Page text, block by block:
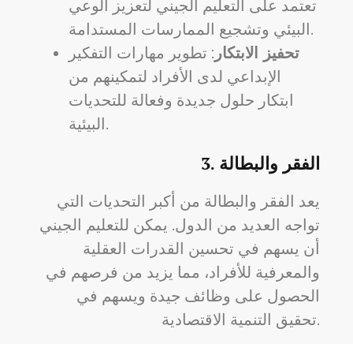
تعتمد على التعليم الجيني لتعزيز الوعي
البيئي وتشجيع الممارسات المستدامة.
تحفيز الابتكار : تطوير مهارات التفكير
الإبداعي لدى الأفراد لتمكينهم من
ابتكار حلول جديدة وفعالة للتحديات
البيئية.
3. الفقر والبطالة
يعد الفقر والبطالة من أكبر التحديات التي
تواجه العديد من الدول. يمكن للتعليم الجيني
أن يسهم في تحسين القدرات العقلية
والمعرفية للأفراد، مما يزيد من فرصهم في
الحصول على وظائف جيدة ويسهم في
تحقيق التنمية الاقتصادية.